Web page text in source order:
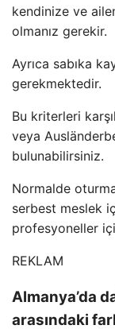
kendinize ve
olmanız gerekir.
Ayrıca sabıka
gerekmektedir.
Bu kriterleri
veya
bulunabilirsiniz.
Normalde
serbest meslek
profesyoneller
REKLAM
Almanya’da
arasındaki